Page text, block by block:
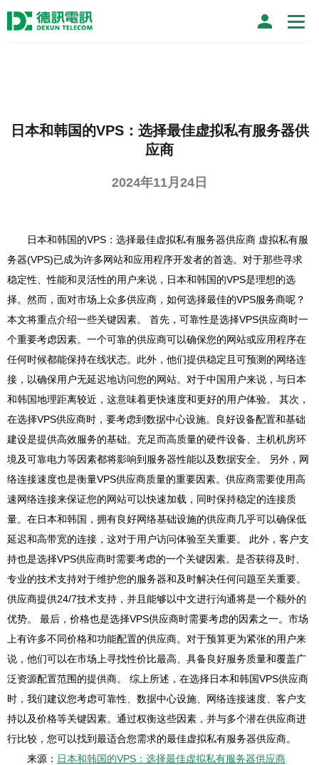
日本和韩国的VPS：选择最佳虚拟私有服务器供
应商
2024年11月24日
日本和韩国的VPS：选择最佳虚拟私有服务器供应商 虚拟私有服
务器(VPS)已成为许多网站和应用程序开发者的首选。对于那些寻求
稳定性、性能和灵活性的用户来说，日本和韩国的VPS是理想的选
择。然而，面对市场上众多供应商，如何选择最佳的VPS服务商呢？
本文将重点介绍一些关键因素。 首先，可靠性是选择VPS供应商时一
个重要考虑因素。一个可靠的供应商可以确保您的网站或应用程序在
任何时候都能保持在线状态。此外，他们提供稳定且可预测的网络连
接，以确保用户无延迟地访问您的网站。对于中国用户来说，与日本
和韩国地理距离较近，这意味着更快速度和更好的用户体验。 其次，
在选择VPS供应商时，要考虑到数据中心设施。良好设备配置和基础
建设是提供高效服务的基础。充足而高质量的硬件设备、主机机房环
境及可靠电力等因素都将影响到服务器性能以及数据安全。 另外，网
络连接速度也是衡量VPS供应商质量的重要因素。供应商需要使用高
速网络连接来保证您的网站可以快速加载，同时保持稳定的连接质
量。在日本和韩国，拥有良好网络基础设施的供应商几乎可以确保低
延迟和高带宽的连接，这对于用户访问体验至关重要。 此外，客户支
持也是选择VPS供应商时需要考虑的一个关键因素。是否获得及时、
专业的技术支持对于维护您的服务器和及时解决任何问题至关重要。
供应商提供24/7技术支持，并且能够以中文进行沟通将是一个额外的
优势。 最后，价格也是选择VPS供应商时需要考虑的因素之一。市场
上有许多不同价格和功能配置的供应商。对于预算更为紧张的用户来
说，他们可以在市场上寻找性价比最高、具备良好服务质量和覆盖广
泛资源配置范围的提供商。 综上所述，在选择日本和韩国VPS供应商
时，我们建议您考虑可靠性、数据中心设施、网络连接速度、客户支
持以及价格等关键因素。通过权衡这些因素，并与多个潜在供应商进
行比较，您可以找到最适合您需求的最佳虚拟私有服务器供应商。
来源： 日本和韩国的VPS：选择最佳虚拟私有服务器供应商